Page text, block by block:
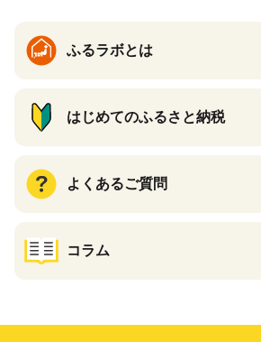
ふるラボとは
はじめてのふるさと納税
よくあるご質問
コラム